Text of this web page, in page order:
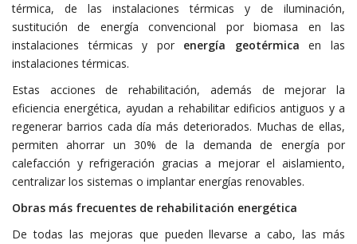
térmica, de las instalaciones térmicas y de iluminación,
sustitución de energía convencional por biomasa en las
instalaciones térmicas y por energía geotérmica en las
instalaciones térmicas.
Estas acciones de rehabilitación, además de mejorar la
eficiencia energética, ayudan a rehabilitar edificios antiguos y a
regenerar barrios cada día más deteriorados. Muchas de ellas,
permiten ahorrar un 30% de la demanda de energía por
calefacción y refrigeración gracias a mejorar el aislamiento,
centralizar los sistemas o implantar energías renovables.
Obras más frecuentes de rehabilitación energética
De todas las mejoras que pueden llevarse a cabo, las más